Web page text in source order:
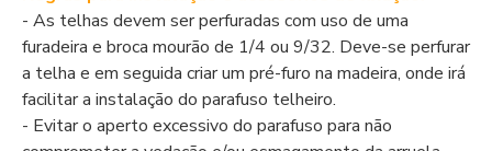
- As telhas devem ser perfuradas com uso de uma
furadeira e broca mourão de 1/4 ou 9/32. Deve-se perfurar
a telha e em seguida criar um pré-furo na madeira, onde irá
facilitar a instalação do parafuso telheiro.
- Evitar o aperto excessivo do parafuso para não